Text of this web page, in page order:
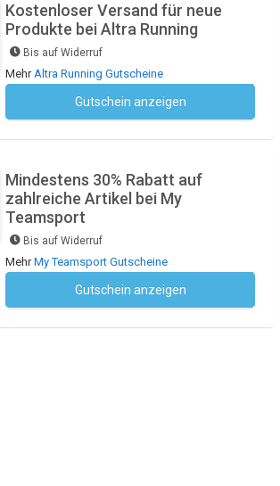
Kostenloser Versand für neue
Produkte bei Altra Running
Bis auf Widerruf
MehrAltra Running Gutscheine
Gutschein anzeigen
Mindestens 30% Rabatt auf
zahlreiche Artikel bei My
Teamsport
Bis auf Widerruf
MehrMy Teamsport Gutscheine
Gutschein anzeigen